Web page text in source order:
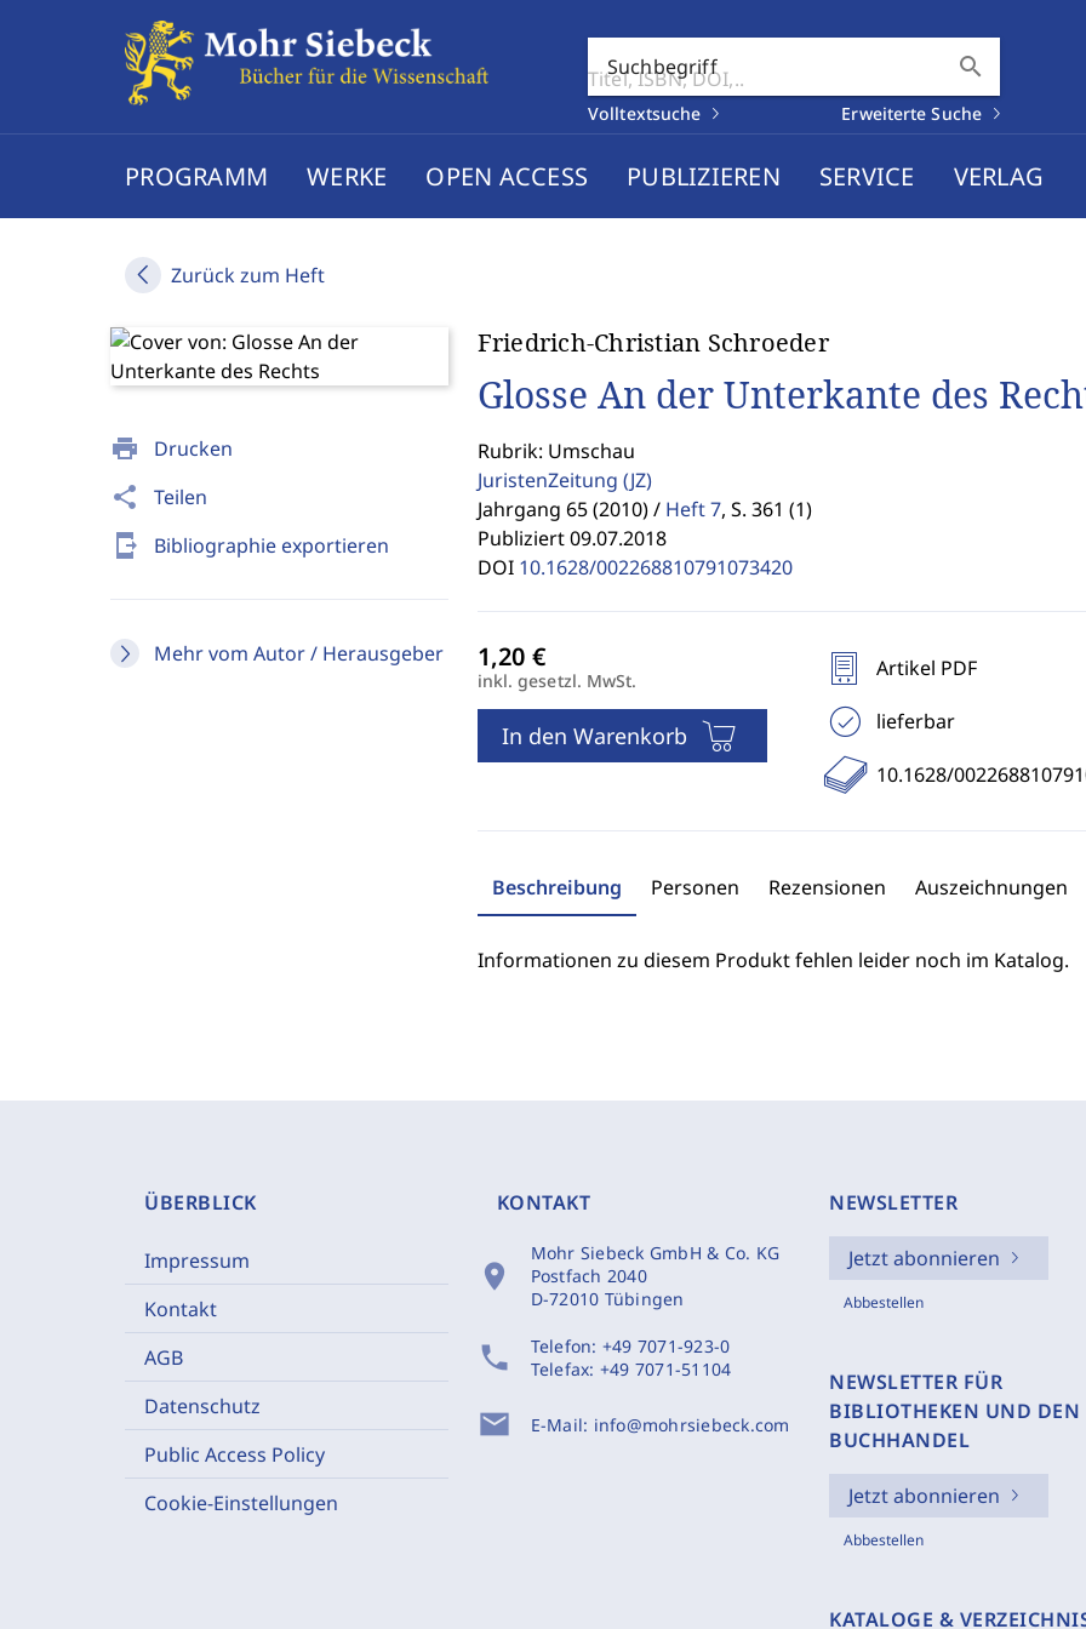
Suchbegriff search
Volltextsuche Erweiterte Suche
PROGRAMM WERKE OPEN ACCESS PUBLIZIEREN SERVICE VERLAG
Zurück zum Heft
print Drucken
share Teilen
send_to_mobile Bibliographie exportieren
Mehr vom Autor / Herausgeber
Friedrich-Christian Schroeder
Glosse An der Unterkante des
Rubrik: Umschau
JuristenZeitung (JZ)
Jahrgang 65 (2010) / Heft 7, S. 361 (1)
Publiziert 09.07.2018
DOI 10.1628/002268810791073420
inkl. gesetzl. MwSt.
In den Warenkorb
Artikel PDF
lieferbar
10.1628/
Beschreibung Personen Rezensionen Auszeichnungen
Informationen zu diesem Produkt fehlen leider noch im Katalog.
ÜBERBLICK
Impressum
Kontakt
AGB
Datenschutz
Public Access Policy
Cookie-Einstellungen
KONTAKT
location_on
Mohr Siebeck GmbH & Co. KG
Postfach 2040
D-72010 Tübingen
phone Telefon: +49 7071-923-0
Telefax: +49 7071-51104
mail E-Mail: info@mohrsiebeck.com
NEWSLETTER
Jetzt abonnieren
Abbestellen
NEWSLETTER FÜR
BIBLIOTHEKEN UND DEN
BUCHHANDEL
Jetzt abonnieren
Abbestellen
KATALOGE &